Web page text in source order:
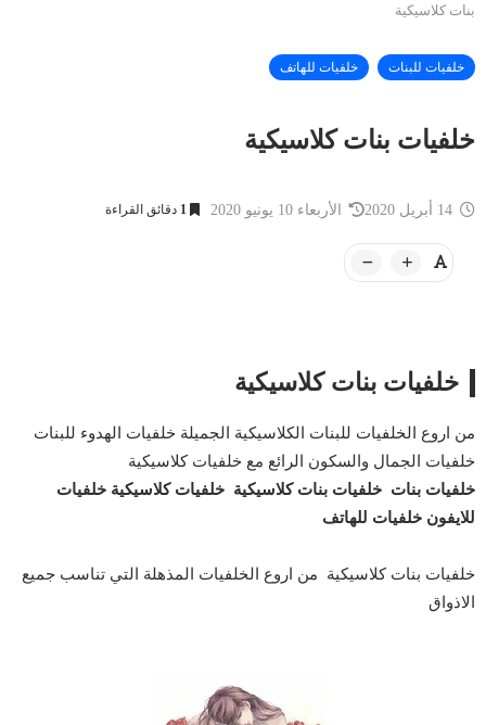
بنات كلاسيكية
خلفيات للبنات خلفيات للهاتف
خلفيات بنات كلاسيكية
الأربعاء 10 يونيو 2020 1 دقائق القراءة
خلفيات بنات كلاسيكية
من اروع الخلفيات للبنات الكلاسيكية الجميلة خلفيات الهدوء للبنات
خلفيات الجمال والسكون الرائع مع خلفيات كلاسيكية
خلفيات بنات خلفيات بنات كلاسيكية خلفيات كلاسيكية خلفيات
للايفون خلفيات للهاتف
خلفيات بنات كلاسيكية من اروع الخلفيات المذهلة التي تناسب جميع
الاذواق